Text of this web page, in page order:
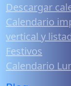
Descargar
Calendario
vertical y
Festivos
Calendario